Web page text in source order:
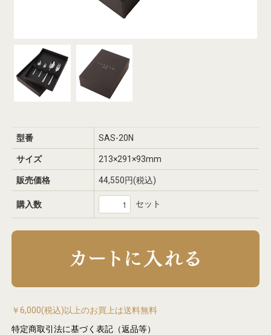
型番 SAS-20N
サイズ 213×291×93mm
販売価格 44,550円(税込)
購入数 セット
￥6,000(税込)以上のお買上は送料無料
特定商取引法に基づく表記（返品等）